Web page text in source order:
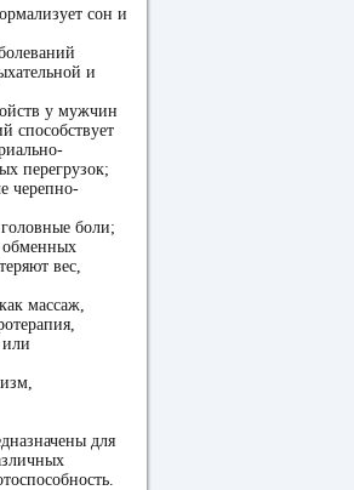
сон и
и
у мужчин
способствует
перегрузок;
черепно-
боли;
обменных
вес,
массаж,
или
для